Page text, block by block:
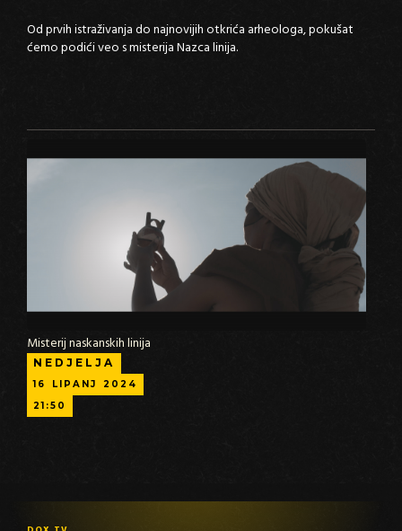
Od prvih istraživanja do najnovijih otkrića arheologa, pokušat
ćemo podići veo s misterija Nazca linija.
Misterij naskanskih linija
NEDJELJA
16 LIPANJ
2024
21:50